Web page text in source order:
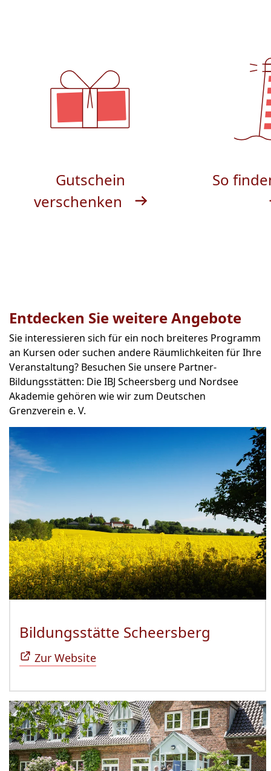
Gutschein
verschenken
So
Entdecken Sie weitere Angebote
Sie interessieren sich für ein noch breiteres Programm
an Kursen oder suchen andere Räumlichkeiten für Ihre
Veranstaltung? Besuchen Sie unsere Partner-
Bildungsstätten: Die IBJ Scheersberg und Nordsee
Akademie gehören wie wir zum Deutschen
Grenzverein e. V.
Bildungsstätte Scheersberg
Zur Website